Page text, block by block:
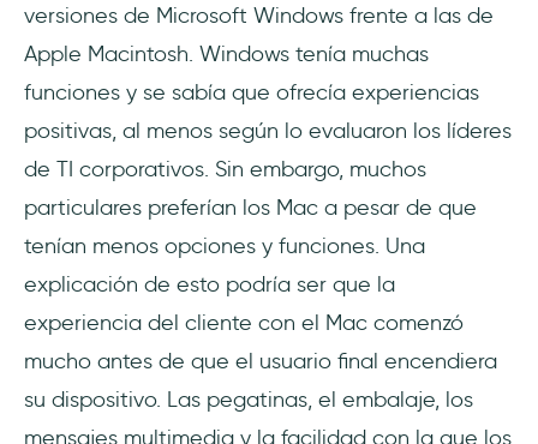
versiones de Microsoft Windows frente a las de
Apple Macintosh. Windows tenía muchas
funciones y se sabía que ofrecía experiencias
positivas, al menos según lo evaluaron los líderes
de TI corporativos. Sin embargo, muchos
particulares preferían los Mac a pesar de que
tenían menos opciones y funciones. Una
explicación de esto podría ser que la
experiencia del cliente con el Mac comenzó
mucho antes de que el usuario final encendiera
su dispositivo. Las pegatinas, el embalaje, los
mensajes multimedia y la facilidad con la que los